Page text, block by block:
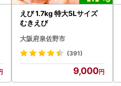
えび 1.7kg 特大5Lサイズ
むきえび
大阪府泉佐野市
(391)
9,000